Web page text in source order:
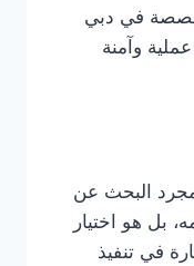
في دبي
وآمنة
البحث عن
بل هو اختيار
في تنفيذ